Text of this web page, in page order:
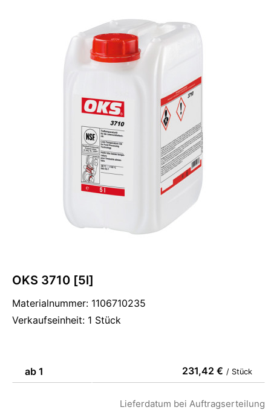
OKS 3710 [5l]
Materialnummer: 1106710235
Verkaufseinheit: 1 Stück
ab 1 231,42 € / Stück
Lieferdatum bei Auftragserteilung